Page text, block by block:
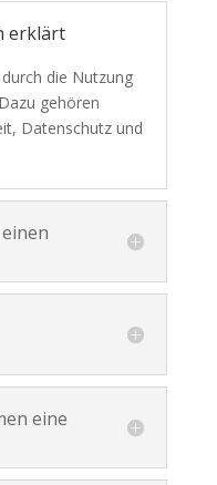
erklärt
die Nutzung
gehören
Datenschutz und
eine